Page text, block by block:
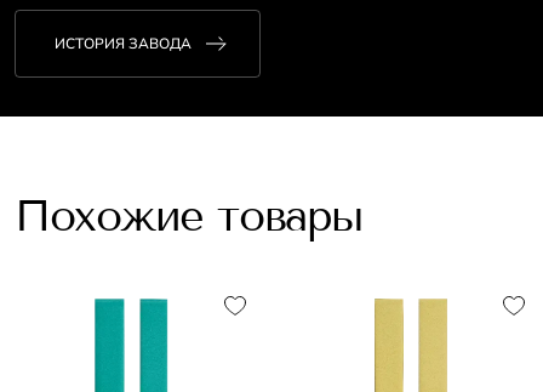
ИСТОРИЯ ЗАВОДА
Похожие товары